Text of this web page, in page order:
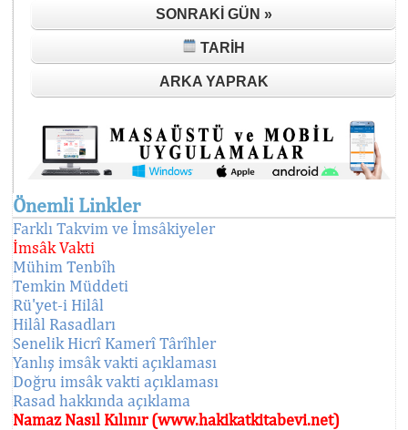
SONRAKI GÜN »
TARIH
ARKA YAPRAK
Önemli Linkler
Farklı Takvim ve İmsâkiyeler
İmsâk Vakti
Mühim Tenbîh
Temkin Müddeti
Rü'yet-i Hilâl
Hilâl Rasadları
Senelik Hicrî Kamerî Târîhler
Yanlış imsâk vakti açıklaması
Doğru imsâk vakti açıklaması
Rasad hakkında açıklama
Namaz Nasıl Kılınır (www.hakikatkitabevi.net)